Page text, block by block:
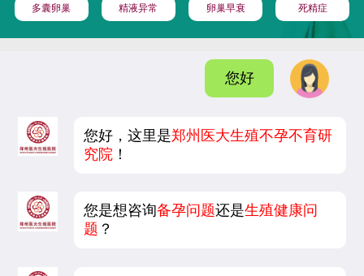
多囊卵巢 精液异常 卵巢早衰 死精症
您好
您好，这里是郑州医大生殖不孕不育研
究院 ！
您是想咨询备孕问题还是生殖健康问
题 ？